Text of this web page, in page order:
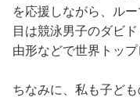
を応援しながら、ル
目は競泳男子のダビ
由形などで世界トップ
ちなみに、私も子ど